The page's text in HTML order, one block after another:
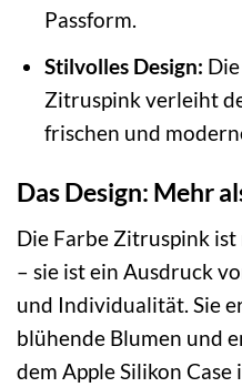
Passform.
Stilvolles Design:
Zitruspink verleiht
frischen und
Das Design: Mehr
Die Farbe Zitruspink
– sie ist ein Ausdruck
und Individualität. Sie
blühende Blumen und
dem Apple Silikon